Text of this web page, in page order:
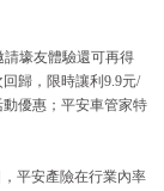
請壕友體驗還可再得
歸，限時讓利9.9元/
優惠；平安車管家特
平安產險在行業內率